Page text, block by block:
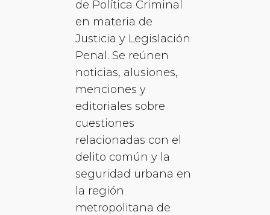
de Política Criminal
en materia de
Justicia y Legislación
Penal. Se reúnen
noticias, alusiones,
menciones y
editoriales sobre
cuestiones
relacionadas con el
delito común y la
seguridad urbana en
la región
metropolitana de